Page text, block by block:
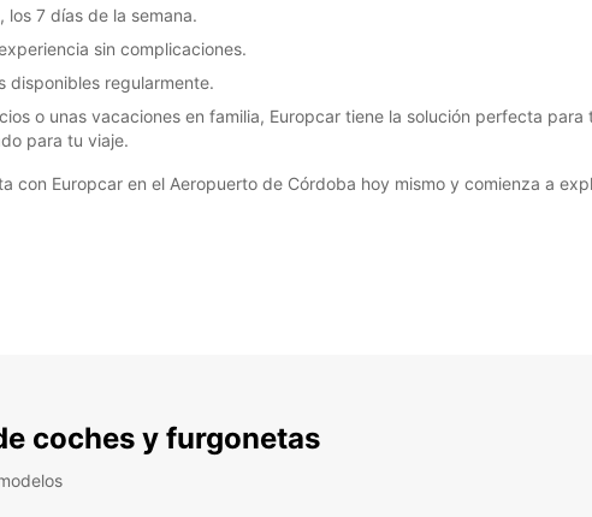
los 7 días de la semana.
sin complicaciones.
disponibles regularmente.
o unas vacaciones en familia, Europcar tiene la solución perfecta
para tu viaje.
con Europcar en el Aeropuerto de Córdoba hoy mismo y comienza a
coches y furgonetas